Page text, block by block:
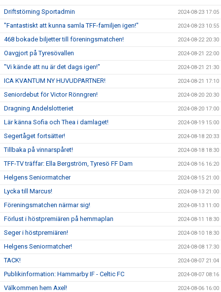
Driftstörning Sportadmin 2024-08-23 17:05
"Fantastiskt att kunna samla TFF-familjen igen!" 2024-08-23 10:55
468 bokade biljetter till föreningsmatchen! 2024-08-22 20:30
Oavgjort på Tyresövallen 2024-08-21 22:00
"Vi kände att nu är det dags igen!" 2024-08-21 21:30
ICA KVANTUM NY HUVUDPARTNER! 2024-08-21 17:10
Seniordebut för Victor Rönngren! 2024-08-20 20:30
Dragning Andelslotteriet 2024-08-20 17:00
Lär känna Sofia och Thea i damlaget! 2024-08-19 15:00
Segertåget fortsätter! 2024-08-18 20:33
Tillbaka på vinnarspåret! 2024-08-18 18:30
TFF-TV träffar: Ella Bergström, Tyresö FF Dam 2024-08-16 16:20
Helgens Seniormatcher 2024-08-15 21:00
Lycka till Marcus! 2024-08-13 21:00
Föreningsmatchen närmar sig! 2024-08-13 11:00
Förlust i höstpremiären på hemmaplan 2024-08-11 18:30
Seger i höstpremiären! 2024-08-10 18:30
Helgens Seniormatcher! 2024-08-08 17:30
TACK! 2024-08-07 21:04
Publikinformation: Hammarby IF - Celtic FC 2024-08-07 08:16
Välkommen hem Axel! 2024-08-06 16:00